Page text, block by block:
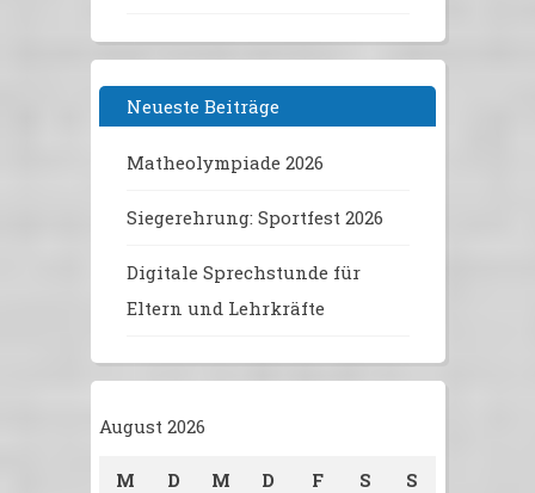
Neueste Beiträge
Matheolympiade 2026
Siegerehrung: Sportfest 2026
Digitale Sprechstunde für
Eltern und Lehrkräfte
August 2026
M D M D F S S